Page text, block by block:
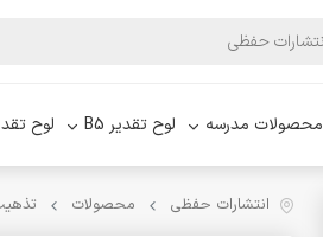
محصولات مدرسه لوح تقدیر B5 لوح
انتشارات حفظی محصولات